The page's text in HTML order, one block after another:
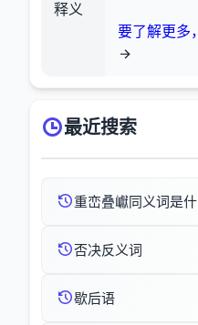
释义
要了解更多
最近搜索
重峦叠巘同义词是
否决反义词
歇后语